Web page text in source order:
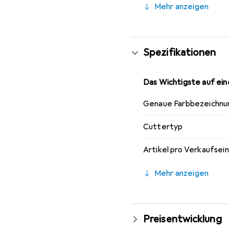
aufbewahrt werden.
nächsten Besuch im
Mehr anzeigen
Spezifikationen
Das Wichtigste auf
Genaue
Cuttertyp
Artikel pro
Mehr anzeigen
Preisentwicklung